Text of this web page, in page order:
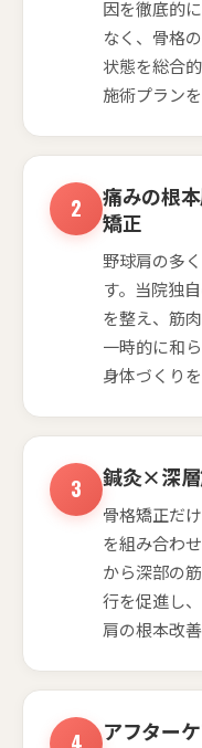
因を徹底的
なく、骨格
状態を総合
施術プラン
痛みの根
矯正
野球肩の多
す。当院独
を整え、筋
一時的に和
身体づくり
鍼灸×深層
骨格矯正だ
を組み合わ
から深部の
行を促進し
肩の根本改
アフター